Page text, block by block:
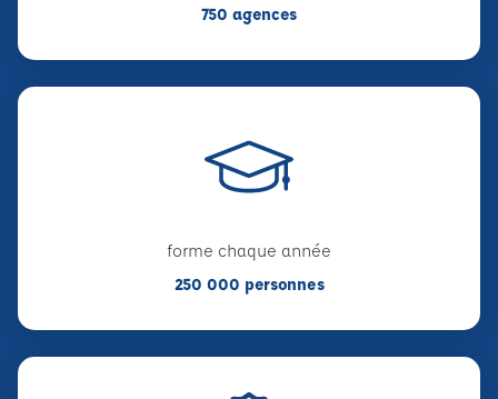
750 agences
forme chaque année
250 000 personnes